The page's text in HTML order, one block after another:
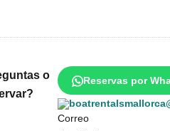
o
Reservas por